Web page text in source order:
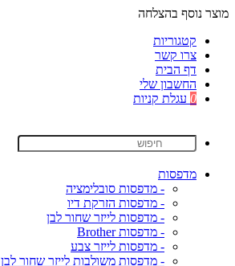
מוצר נוסף בהצלחה
קטגוריות
צרו קשר
דף הבית
החשבון שלי
0 עגלת קניות
מדפסות
- מדפסות סובלימציה
- מדפסות הזרקת דיו
- מדפסות לייזר שחור לבן
- מדפסות Brother
- מדפסות לייזר צבע
- מדפסות משולבות לייזר שחור לבן